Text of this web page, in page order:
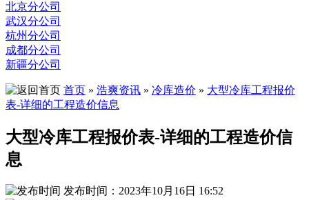
北京分公司
武汉分公司
杭州分公司
成都分公司
新疆分公司
首页 » 浩爽资讯 » 冷库造价 » 大型冷库工程报价
表-详细的工程造价信息
大型冷库工程报价表-详细的工程造价信
息
发布时间：2023年10月16日 16:52